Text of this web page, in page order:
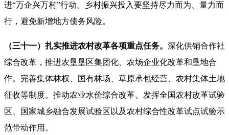
进“万企兴万村”行动。乡村振兴投入要坚持尽力而为、量力而
行，避免新增地方债务风险。
（三十一）扎实推进农村改革各项重点任务。 深化供销合作社
综合改革，推进农垦垦区集团化、农场企业化改革和垦地合
作。完善集体林权、国有林场、草原承包经营、农村集体土地
征收等制度。推动农业水价综合改革。发挥全国农村改革试验
区、国家城乡融合发展试验区以及农村综合性改革试点试验示
范带动作用。